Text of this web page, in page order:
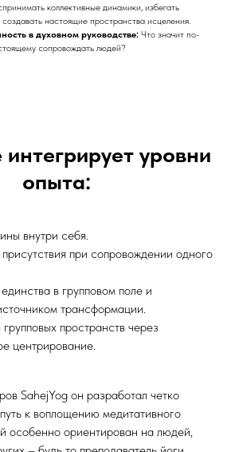
коллективные динамики, избегать
настоящие пространства исцеления.
в духовном руководстве: Что значит по-
сопровождать людей?
уровни
опыта:
внутри себя.
при сопровождении одного
в групповом поле и
трансформации.
пространств через
центрирование.
SahejYog он разработал четко
к воплощению медитативного
особенно ориентирован на людей,